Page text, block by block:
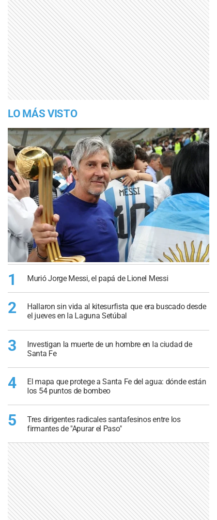
LO MÁS VISTO
1 Murió Jorge Messi, el papá de Lionel Messi
2
Hallaron sin vida al kitesurfista que era buscado desde
el jueves en la Laguna Setúbal
3
Investigan la muerte de un hombre en la ciudad de
Santa Fe
4
El mapa que protege a Santa Fe del agua: dónde están
los 54 puntos de bombeo
5
Tres dirigentes radicales santafesinos entre los
firmantes de "Apurar el Paso"